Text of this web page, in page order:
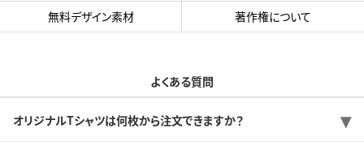
無料デザイン素材
著作権について
よくある質問
オリジナルTシャツは何枚から注文できますか？